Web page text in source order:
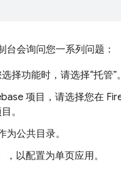
台会询问您一系列问题：
择功能时，请选择“托管”。
项目，请选择您在
。
为公共目录。
，以配置为单页应用。